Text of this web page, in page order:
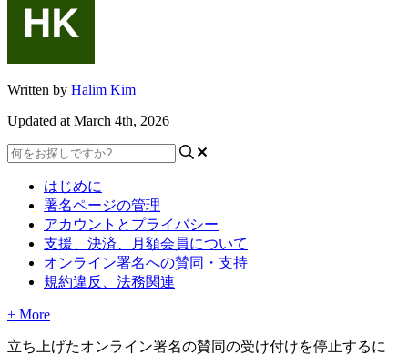
Written by Halim Kim
Updated at March 4th, 2026
はじめに
署名ページの管理
アカウントとプライバシー
支援、決済、月額会員について
オンライン署名への賛同・支持
規約違反、法務関連
+ More
立ち 上げたオンライ ン署名の賛同の受け付けを停止するに